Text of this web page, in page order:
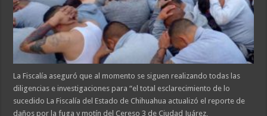
La Fiscalía aseguró que al momento se siguen realizando todas las
diligencias e investigaciones para “el total esclarecimiento de lo
sucedido La Fiscalía del Estado de Chihuahua actualizó el reporte de
daños por la fuga y motín del Cereso 3 de Ciudad Juárez,